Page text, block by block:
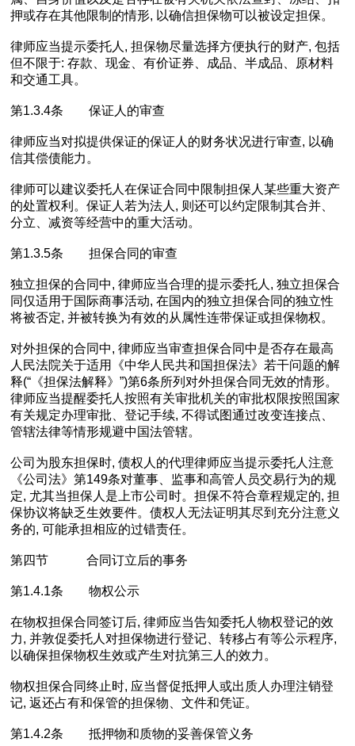
押或存在其他限制的情形, 以确信担保物可以被设定担保。
律师应当提示委托人, 担保物尽量选择方便执行的财产, 包括
但不限于: 存款、现金、有价证券、成品、半成品、原材料
和交通工具。
第1.3.4条 保证人的审查
律师应当对拟提供保证的保证人的财务状况进行审查, 以确
信其偿债能力。
律师可以建议委托人在保证合同中限制担保人某些重大资产
的处置权利。保证人若为法人, 则还可以约定限制其合并、
分立、减资等经营中的重大活动。
第1.3.5条 担保合同的审查
独立担保的合同中, 律师应当合理的提示委托人, 独立担保合
同仅适用于国际商事活动, 在国内的独立担保合同的独立性
将被否定, 并被转换为有效的从属性连带保证或担保物权。
对外担保的合同中, 律师应当审查担保合同中是否存在最高
人民法院关于适用《中华人民共和国担保法》若干问题的解
释(“《担保法解释》”)第6条所列对外担保合同无效的情形。
律师应当提醒委托人按照有关审批机关的审批权限按照国家
有关规定办理审批、登记手续, 不得试图通过改变连接点、
管辖法律等情形规避中国法管辖。
公司为股东担保时, 债权人的代理律师应当提示委托人注意
《公司法》第149条对董事、监事和高管人员交易行为的规
定, 尤其当担保人是上市公司时。担保不符合章程规定的, 担
保协议将缺乏生效要件。债权人无法证明其尽到充分注意义
务的, 可能承担相应的过错责任。
第四节 合同订立后的事务
第1.4.1条 物权公示
在物权担保合同签订后, 律师应当告知委托人物权登记的效
力, 并敦促委托人对担保物进行登记、转移占有等公示程序,
以确保担保物权生效或产生对抗第三人的效力。
物权担保合同终止时, 应当督促抵押人或出质人办理注销登
记, 返还占有和保管的担保物、文件和凭证。
第1.4.2条 抵押物和质物的妥善保管义务